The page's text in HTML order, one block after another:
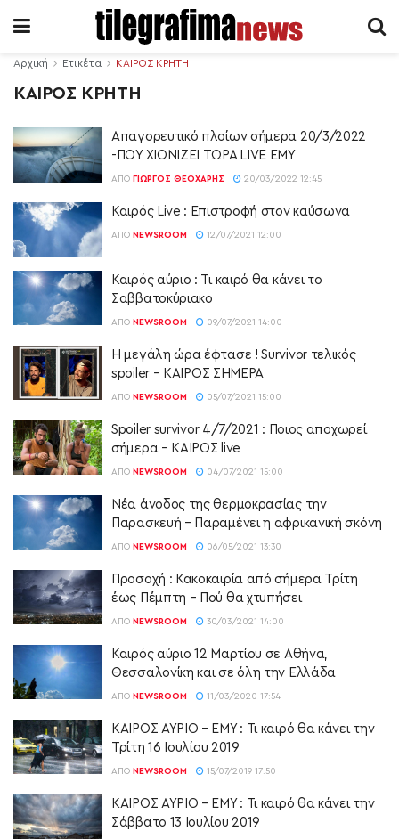
Αρχική Ετικέτα ΚΑΙΡΟΣ ΚΡΗΤΗ
ΚΑΙΡΟΣ ΚΡΗΤΗ
Απαγορευτικό πλοίων σήμερα 20/3/2022
-ΠΟΥ ΧΙΟΝΙΖΕΙ ΤΩΡΑ LIVE ΕΜΥ
ΑΠΌ ΓΙΏΡΓΟΣ ΘΕΟΧΆΡΗΣ 20/03/2022 12:45
Καιρός Live : Επιστροφή στον καύσωνα
ΑΠΌ NEWSROOM 12/07/2021 12:00
Καιρός αύριο : Τι καιρό θα κάνει το
Σαββατοκύριακο
ΑΠΌ NEWSROOM 09/07/2021 14:00
Η μεγάλη ώρα έφτασε ! Survivor τελικός
spoiler – ΚΑΙΡΟΣ ΣΗΜΕΡΑ
ΑΠΌ NEWSROOM 05/07/2021 15:00
Spoiler survivor 4/7/2021 : Ποιος αποχωρεί
σήμερα – ΚΑΙΡΟΣ live
ΑΠΌ NEWSROOM 04/07/2021 15:00
Νέα άνοδος της θερμοκρασίας την
Παρασκευή – Παραμένει η αφρικανική σκόνη
ΑΠΌ NEWSROOM 06/05/2021 13:30
Προσοχή : Κακοκαιρία από σήμερα Τρίτη
έως Πέμπτη – Πού θα χτυπήσει
ΑΠΌ NEWSROOM 30/03/2021 14:00
Καιρός αύριο 12 Μαρτίου σε Αθήνα,
Θεσσαλονίκη και σε όλη την Ελλάδα
ΑΠΌ NEWSROOM 11/03/2020 17:54
ΚΑΙΡΟΣ ΑΥΡΙΟ – ΕΜΥ : Τι καιρό θα κάνει την
Τρίτη 16 Ιουλίου 2019
ΑΠΌ NEWSROOM 15/07/2019 17:50
ΚΑΙΡΟΣ ΑΥΡΙΟ – ΕΜΥ : Τι καιρό θα κάνει την
Σάββατο 13 Ιουλίου 2019